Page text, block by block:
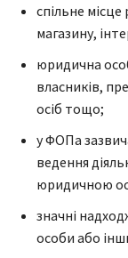
спільне місце
магазину,
юридична
власників,
осіб тощо;
у ФОПа
ведення
юридичною
значні
особи або